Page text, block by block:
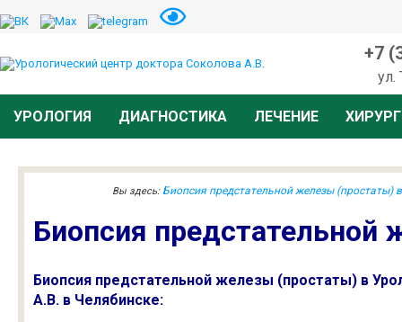
+7
ул.
УРОЛОГИЯ ДИАГНОСТИКА ЛЕЧЕНИЕ
Вы здесь:Биопсия предстательной железы (простаты)
Биопсия предстательной
Биопсия предстательной железы (простаты) в
А.В. в Челябинске: